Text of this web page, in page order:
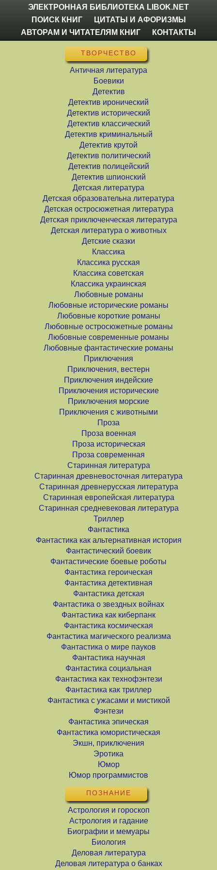
ЭЛЕКТРОННАЯ БИБЛИОТЕКА LIBOK.NET
ПОИСК КНИГ
ЦИТАТЫ И АФОРИЗМЫ
АВТОРАМ И ЧИТАТЕЛЯМ КНИГ
КОНТАКТЫ
ТВОРЧЕСТВО
Античная литература
Боевики
Детектив
Детектив иронический
Детектив исторический
Детектив классический
Детектив криминальный
Детектив крутой
Детектив политический
Детектив полицейский
Детектив шпионский
Детская литература
Детская образовательна литература
Детская остросюжетная литература
Детская приключенческая литература
Детская литература о животных
Детские сказки
Классика
Классика русская
Классика советская
Классика украинская
Любовные романы
Любовные исторические романы
Любовные короткие романы
Любовные остросюжетные романы
Любовные современные романы
Любовные фантастические романы
Приключения
Приключения, вестерн
Приключения индейские
Приключения исторические
Приключения морские
Приключения с животными
Проза
Проза военная
Проза историческая
Проза современная
Старинная литература
Старинная древневосточная литература
Старинная древнерусская литература
Старинная европейская литература
Старинная средневековая литература
Триллер
Фантастика
Фантастика как альтернативная история
Фантастический боевик
Фантастические боевые роботы
Фантастика героическая
Фантастика детективная
Фантастика детская
Фантастика о звездных войнах
Фантастика как киберпанк
Фантастика космическая
Фантастика магического реализма
Фантастика о мире пауков
Фантастика научная
Фантастика социальная
Фантастика как технофэнтези
Фантастика как триллер
Фантастика с ужасами и мистикой
Фэнтези
Фантастика эпическая
Фантастика юмористическая
Экшн, приключения
Эротика
Юмор
Юмор программистов
ПОЗНАНИЕ
Астрология и гороскоп
Астрология и гадание
Биографии и мемуары
Биология
Деловая литература
Деловая литература о банках